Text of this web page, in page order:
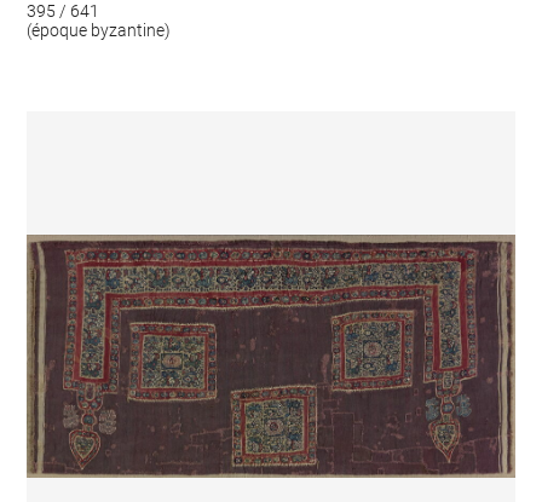
395 / 641
(époque byzantine)